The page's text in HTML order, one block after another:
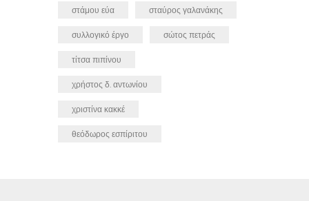
στάμου εύα σταύρος γαλανάκης
συλλογικό έργο σώτος πετράς
τίτσα πιπίνου
χρήστος δ. αντωνίου
χριστίνα κακκέ
θεόδωρος εσπίριτου